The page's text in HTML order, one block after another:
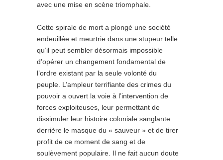
avec une mise en scène triomphale.
Cette spirale de mort a plongé une société
endeuillée et meurtrie dans une stupeur telle
qu’il peut sembler désormais impossible
d’opérer un changement fondamental de
l’ordre existant par la seule volonté du
peuple. L’ampleur terrifiante des crimes du
pouvoir a ouvert la voie à l’intervention de
forces exploiteuses, leur permettant de
dissimuler leur histoire coloniale sanglante
derrière le masque du « sauveur » et de tirer
profit de ce moment de sang et de
soulèvement populaire. Il ne fait aucun doute